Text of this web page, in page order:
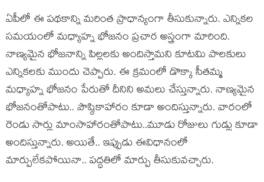
ఏపీలో ఈ ప‌థ‌కాన్ని మ‌రింత ప్రాధాన్యంగా తీసుకున్నారు. ఎన్నిక‌ల
స‌మయంలో మ‌ధ్యాహ్న భోజ‌నం ప్ర‌చార అస్త్రంగా మారింది.
నాణ్య‌మైన భోజ‌నాన్ని పిల్ల‌ల‌కు అందిస్తామ‌ని కూట‌మి పాల‌కులు
ఎన్నిక‌ల‌కు ముందు చెప్పారు. ఈ క్ర‌మంలో డొక్కా సీత‌మ్మ
మ‌ధ్యాహ్న భోజ‌నం పేరుతో దీనిని అమ‌లు చేస్తున్నారు. నాణ్య‌మైన
భోజ‌నంతోపాటు.. పౌష్ఠికాహారం కూడా అందిస్తున్నారు. వారంలో
రెండు సార్లు మాంసాహారంతోపాటు..మూడు రోజులు గుడ్లు కూడా
అందిస్తున్నారు. అయితే.. ఇప్పుడు ఈవిధానంలో
మార్పులేక‌పోయినా.. ప‌ద్ధ‌తిలో మార్పు తీసుకువ‌చ్చారు.